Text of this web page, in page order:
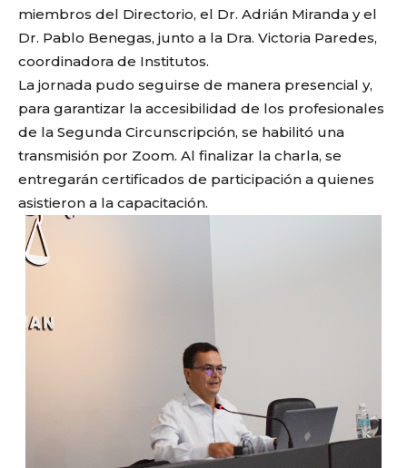
miembros del Directorio, el Dr. Adrián Miranda y el
Dr. Pablo Benegas, junto a la Dra. Victoria Paredes,
coordinadora de Institutos.
La jornada pudo seguirse de manera presencial y,
para garantizar la accesibilidad de los profesionales
de la Segunda Circunscripción, se habilitó una
transmisión por Zoom. Al finalizar la charla, se
entregarán certificados de participación a quienes
asistieron a la capacitación.